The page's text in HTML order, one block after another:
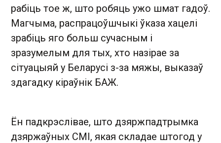
рабіць тое ж, што робяць ужо шмат гадоў.
Магчыма, распрацоўшчыкі ўказа хацелі
зрабіць яго больш сучасным і
зразумелым для тых, хто назірае за
сітуацыяй у Беларусі з-за мяжы, выказаў
здагадку кіраўнік БАЖ.
Ён падкрэслівае, што дзяржпадтрымка
дзяржаўных СМІ, якая складае штогод у